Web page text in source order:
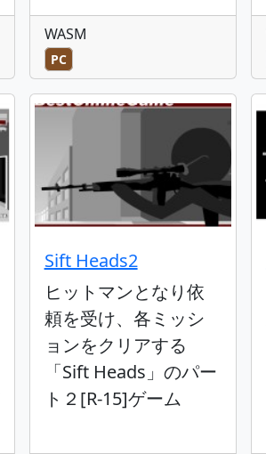
WASM
PC
Sift Heads2
ヒットマンとなり依
頼を受け、各ミッシ
ョンをクリアする
「Sift Heads」のパー
ト２[R-15]ゲーム